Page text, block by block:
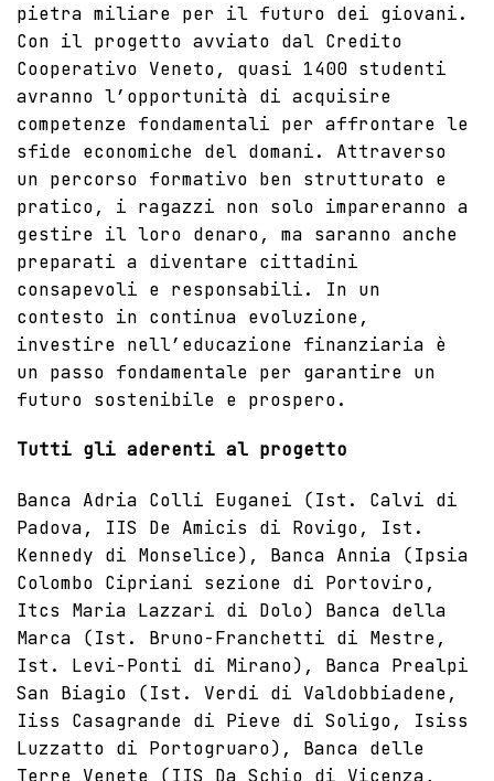
pietra miliare per il futuro dei giovani.
Con il progetto avviato dal Credito
Cooperativo Veneto, quasi 1400 studenti
avranno l’opportunità di acquisire
competenze fondamentali per affrontare le
sfide economiche del domani. Attraverso
un percorso formativo ben strutturato e
pratico, i ragazzi non solo impareranno a
gestire il loro denaro, ma saranno anche
preparati a diventare cittadini
consapevoli e responsabili. In un
contesto in continua evoluzione,
investire nell’educazione finanziaria è
un passo fondamentale per garantire un
futuro sostenibile e prospero.
Tutti gli aderenti al progetto
Banca Adria Colli Euganei (Ist. Calvi di
Padova, IIS De Amicis di Rovigo, Ist.
Kennedy di Monselice), Banca Annia (Ipsia
Colombo Cipriani sezione di Portoviro,
Itcs Maria Lazzari di Dolo) Banca della
Marca (Ist. Bruno-Franchetti di Mestre,
Ist. Levi-Ponti di Mirano), Banca Prealpi
San Biagio (Ist. Verdi di Valdobbiadene,
Iiss Casagrande di Pieve di Soligo, Isiss
Luzzatto di Portogruaro), Banca delle
Terre Venete (IIS Da Schio di Vicenza,